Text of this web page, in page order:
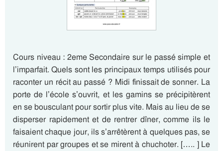
Cours niveau : 2eme Secondaire sur le passé simple et
l’imparfait. Quels sont les principaux temps utilisés pour
raconter un récit au passé ? Midi finissait de sonner. La
porte de l’école s’ouvrit, et les gamins se précipitèrent
en se bousculant pour sortir plus vite. Mais au lieu de se
disperser rapidement et de rentrer dîner, comme ils le
faisaient chaque jour, ils s’arrêtèrent à quelques pas, se
réunirent par groupes et se mirent à chuchoter. [….. ] Le